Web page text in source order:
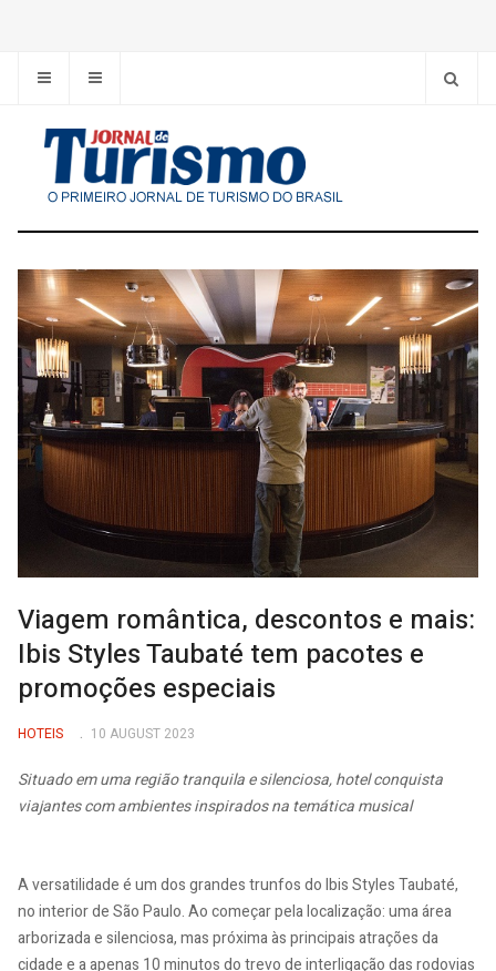
Viagem romântica, descontos e mais:
Ibis Styles Taubaté tem pacotes e
promoções especiais
HOTEIS 10 AUGUST 2023
Situado em uma região tranquila e silenciosa, hotel conquista
viajantes com ambientes inspirados na temática musical
A versatilidade é um dos grandes trunfos do Ibis Styles Taubaté,
no interior de São Paulo. Ao começar pela localização: uma área
arborizada e silenciosa, mas próxima às principais atrações da
cidade e a apenas 10 minutos do trevo de interligação das rodovias